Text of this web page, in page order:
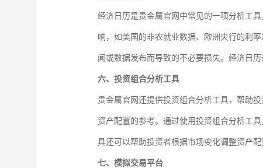
经济日历是贵金属官网中常见的一项分析工
响，如美国的非农就业数据、欧洲央行的利
闻或数据发布而导致的不必要损失。经济日
六、投资组合分析工具
贵金属官网还提供投资组合分析工具，帮助
资产配置的参考。通过使用投资组合分析工
具还可以帮助投资者根据市场变化调整资产配
七、模拟交易平台